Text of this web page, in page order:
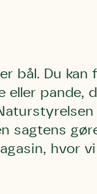
bål. Du kan
eller pande,
sagtens
hvor